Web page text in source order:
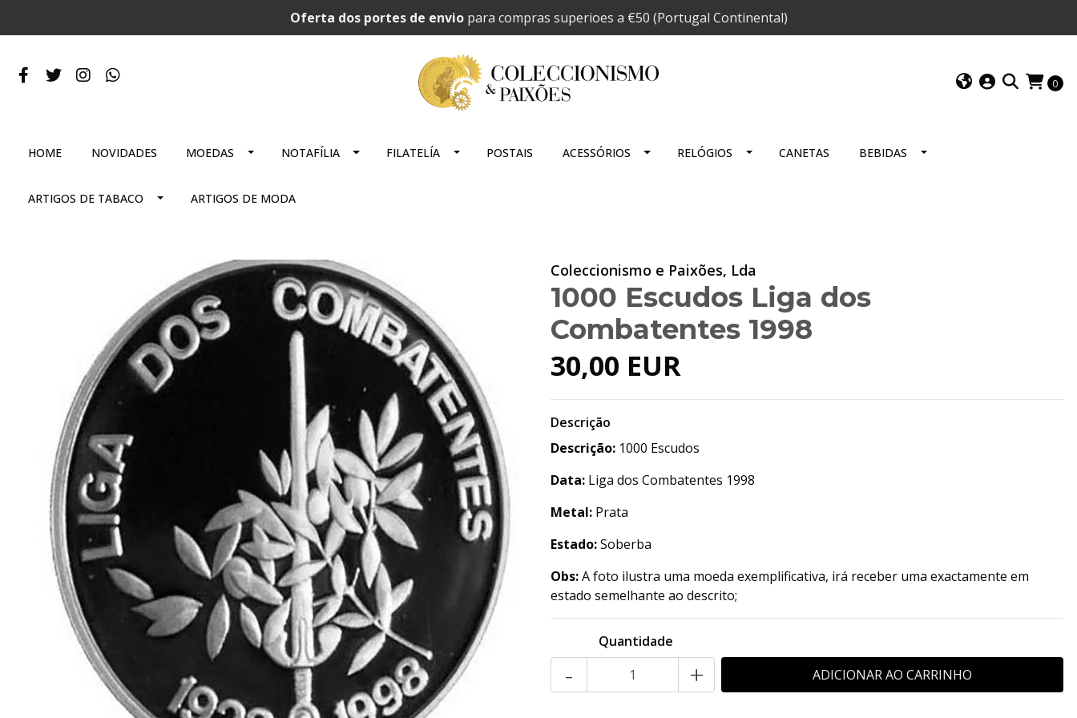
Oferta dos portes de enviopara compras superioes a €50 (Portugal Continental)
0
HOME NOVIDADES MOEDAS NOTAFÍLIA FILATELÍA POSTAIS ACESSÓRIOS RELÓGIOS CANETAS BEBIDAS
ARTIGOS DE TABACO ARTIGOS DE MODA
Coleccionismo e Paixões, Lda
1000 Escudos Liga dos
Combatentes 1998
30,00 EUR
Descrição
Descrição: 1000 Escudos
Data: Liga dos Combatentes 1998
Metal: Prata
Estado:Soberba
Obs:A foto ilustra uma moeda exemplificativa, irá receber uma exactamente em
estado semelhante ao descrito;
Quantidade
- +